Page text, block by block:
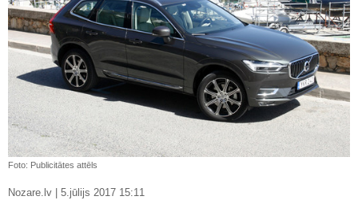
Foto: Publicitātes attēls
Nozare.lv | 5.jūlijs 2017 15:11